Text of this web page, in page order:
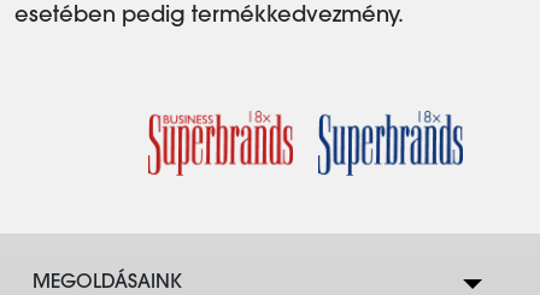
esetében pedig termékkedvezmény.
MEGOLDÁSAINK